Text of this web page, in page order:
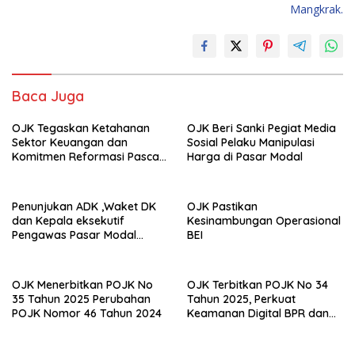
Mangkrak.
Baca Juga
OJK Tegaskan Ketahanan
Sektor Keuangan dan
Komitmen Reformasi Pasca
OJK Beri Sanki Pegiat Media
Sosial Pelaku Manipulasi
Harga di Pasar Modal
Penunjukan ADK ,Waket DK
dan Kepala eksekutif
Pengawas Pasar Modal
OJK Pastikan
Kesinambungan Operasional
BEI
OJK Menerbitkan POJK No
35 Tahun 2025 Perubahan
POJK Nomor 46 Tahun 2024
OJK Terbitkan POJK No 34
Tahun 2025, Perkuat
Keamanan Digital BPR dan